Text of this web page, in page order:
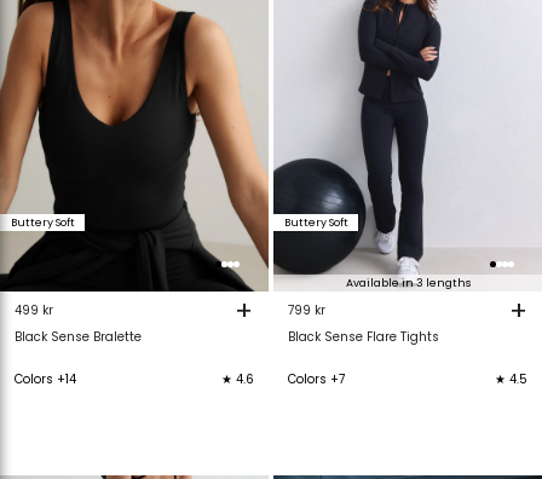
Buttery Soft
Black Sense Bralette
499 kr +
Colors +14 ★ 4.6
Buttery Soft
Available in 3 lengths
Black Sense Flare Tights
799 kr +
Colors +7 ★ 4.5